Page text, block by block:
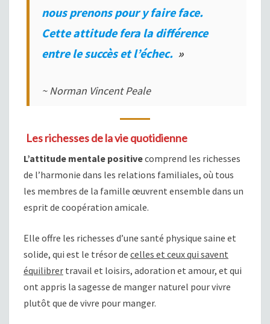
nous prenons pour y faire face.
Cette attitude fera la différence
entre le succès et l’échec. »
~ Norman Vincent Peale
Les richesses de la vie quotidienne
L’attitude mentale positivecomprend les richesses
de l’harmonie dans les relations familiales, où tous
les membres de la famille œuvrent ensemble dans un
esprit de coopération amicale.
Elle offre les richesses d’une santé physique saine et
solide, qui est le trésor de celles et ceux qui savent
équilibrer travail et loisirs, adoration et amour, et qui
ont appris la sagesse de manger naturel pour vivre
plutôt que de vivre pour manger.